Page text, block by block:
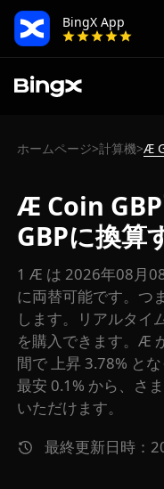
BingX App
ホームページ>計算機>Æ
Æ Coin
GBPに換算
1 Æ は 2026年08月
に両替可能です。つ
します。リアルタイ
を購入できます。Æ
間で 上昇 3.78% と
最安 0.1% から、さ
いただけます。
最終更新日時：